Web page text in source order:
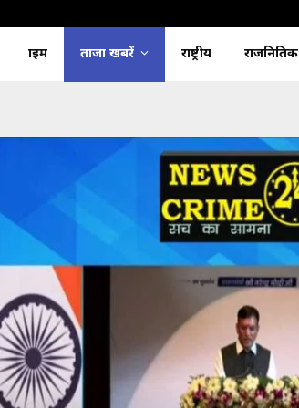
क्राइम ताजा खबरें राष्ट्रीय राजनितिक